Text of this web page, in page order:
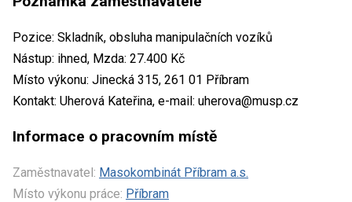
Pozice: Skladník, obsluha manipulačních vozíků
Nástup: ihned, Mzda: 27.400 Kč
Místo výkonu: Jinecká 315, 261 01 Příbram
Kontakt: Uherová Kateřina, e-mail: uherova@musp.cz
Informace o pracovním místě
Zaměstnavatel: Masokombinát Příbram a.s.
Místo výkonu práce: Příbram